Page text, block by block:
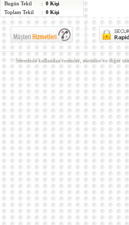
Bugün Tekil : 0 Kişi
Toplam Tekil
: 0 Kişi
Sitemizde kullanılan resimler, metinler ve diğer